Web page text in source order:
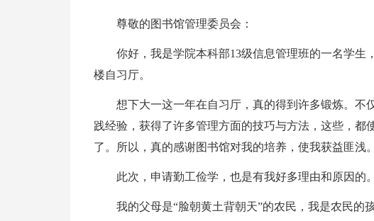
尊敬的图书馆管理委员会：
你好，我是学院本科部13级信息管理班的一名学
楼自习厅。
想下大一这一年在自习厅，真的得到许多锻炼。不
践经验，获得了许多管理方面的技巧与方法，这些，都
了。所以，真的感谢图书馆对我的培养，使我获益匪浅。
此次，申请勤工俭学，也是有我好多理由和原因的。
我的父母是“脸朝黄土背朝天”的农民，我是农民的